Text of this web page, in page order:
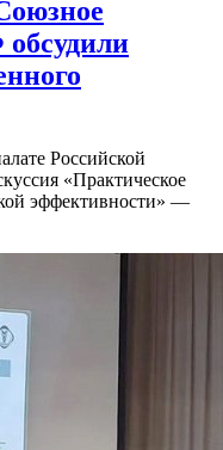
Российской
«Практическое
эффективности» —